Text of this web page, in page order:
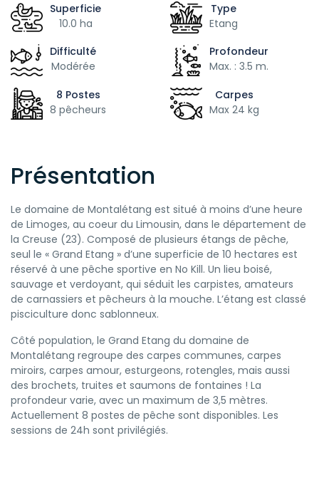
Superficie
10.0 ha
Type
Etang
Difficulté
Modérée
Profondeur
Max. : 3.5 m.
8 Postes
8 pêcheurs
Carpes
Max 24 kg
Présentation
Le domaine de Montalétang est situé à moins d’une heure
de Limoges, au coeur du Limousin, dans le département de
la Creuse (23). Composé de plusieurs étangs de pêche,
seul le « Grand Etang » d’une superficie de 10 hectares est
réservé à une pêche sportive en No Kill. Un lieu boisé,
sauvage et verdoyant, qui séduit les carpistes, amateurs
de carnassiers et pêcheurs à la mouche. L’étang est classé
pisciculture donc sablonneux.
Côté population, le Grand Etang du domaine de
Montalétang regroupe des carpes communes, carpes
miroirs, carpes amour, esturgeons, rotengles, mais aussi
des brochets, truites et saumons de fontaines ! La
profondeur varie, avec un maximum de 3,5 mètres.
Actuellement 8 postes de pêche sont disponibles. Les
sessions de 24h sont privilégiés.